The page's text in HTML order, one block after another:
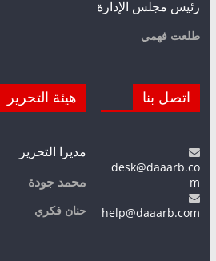
رئيس مجلس الإدارة
طلعت فهمي
اتصل بنا
desk@daaarb.co
m
help@daaarb.com
هيئة التحرير
مديرا التحرير
محمد جودة
حنان فكري